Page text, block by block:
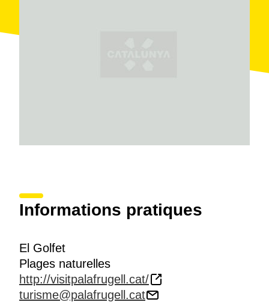
Informations pratiques
El Golfet
Plages naturelles
http://visitpalafrugell.cat/
turisme@palafrugell.cat